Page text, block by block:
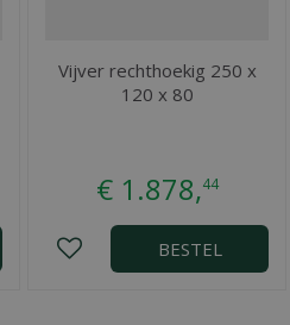
Vijver rechthoekig 250 x
120 x 80
€ 1.878,44
BESTEL